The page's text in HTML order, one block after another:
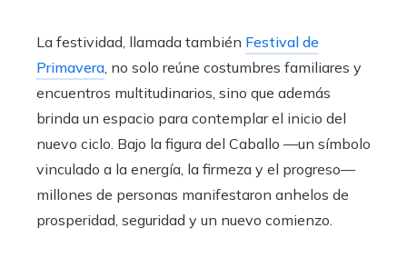
La festividad, llamada también Festival de
Primavera, no solo reúne costumbres familiares y
encuentros multitudinarios, sino que además
brinda un espacio para contemplar el inicio del
nuevo ciclo. Bajo la figura del Caballo —un símbolo
vinculado a la energía, la firmeza y el progreso—
millones de personas manifestaron anhelos de
prosperidad, seguridad y un nuevo comienzo.